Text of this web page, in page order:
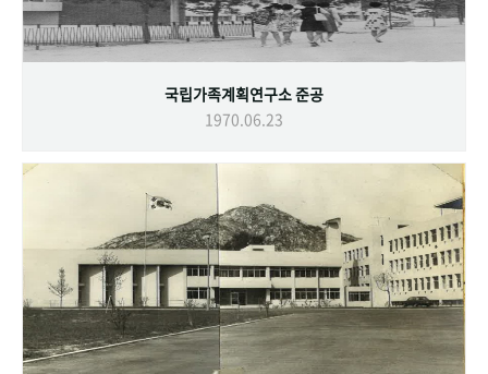
국립가족계획연구소 준공
1970.06.23